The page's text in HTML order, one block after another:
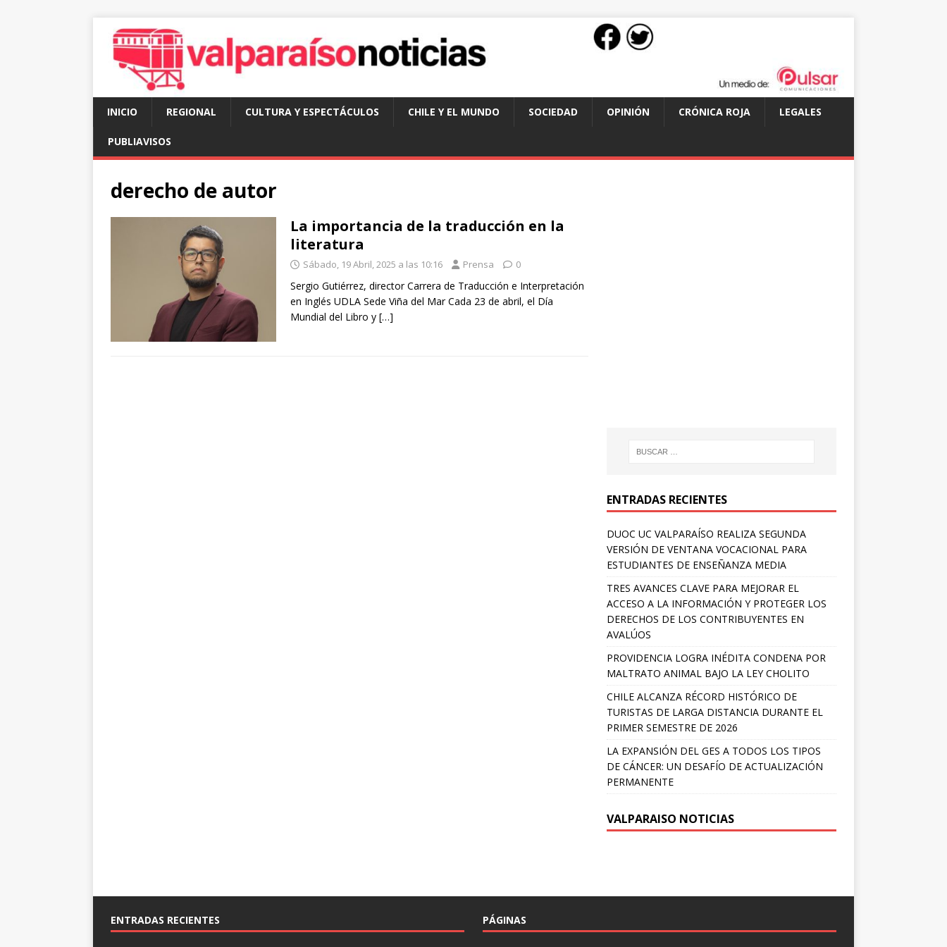
INICIO REGIONAL CULTURA Y ESPECTÁCULOS CHILE Y EL MUNDO SOCIEDAD OPINIÓN CRÓNICA ROJA LEGALES
PUBLIAVISOS
derecho de autor
La importancia de la traducción en la
literatura
Sábado, 19 Abril, 2025 a las 10:16 Prensa 0
Sergio Gutiérrez, director Carrera de Traducción e Interpretación
en Inglés UDLA Sede Viña del Mar Cada 23 de abril, el Día
Mundial del Libro y […]
ENTRADAS RECIENTES
DUOC UC VALPARAÍSO REALIZA SEGUNDA
VERSIÓN DE VENTANA VOCACIONAL PARA
ESTUDIANTES DE ENSEÑANZA MEDIA
TRES AVANCES CLAVE PARA MEJORAR EL
ACCESO A LA INFORMACIÓN Y PROTEGER LOS
DERECHOS DE LOS CONTRIBUYENTES EN
AVALÚOS
PROVIDENCIA LOGRA INÉDITA CONDENA POR
MALTRATO ANIMAL BAJO LA LEY CHOLITO
CHILE ALCANZA RÉCORD HISTÓRICO DE
TURISTAS DE LARGA DISTANCIA DURANTE EL
PRIMER SEMESTRE DE 2026
LA EXPANSIÓN DEL GES A TODOS LOS TIPOS
DE CÁNCER: UN DESAFÍO DE ACTUALIZACIÓN
PERMANENTE
VALPARAISO NOTICIAS
ENTRADAS RECIENTES PÁGINAS